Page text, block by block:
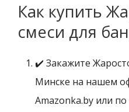
Как купить
смеси для
✔️ Закажите
Минске на нашем
Amazonka.by или